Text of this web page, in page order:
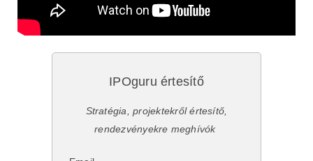
IPOguru értesítő
Stratégia, projektekről értesítő,
rendezvényekre meghívók